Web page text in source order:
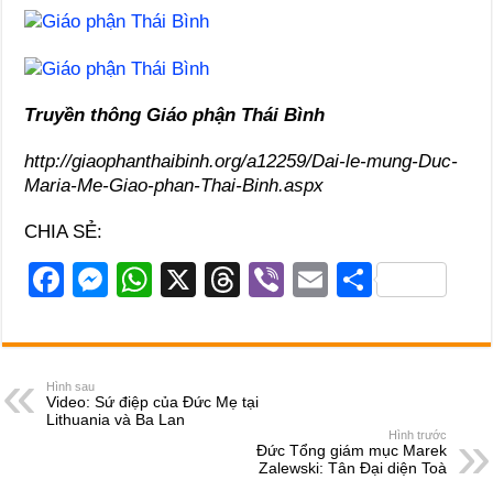
Truyền thông Giáo phận Thái Bình
http://giaophanthaibinh.org/a12259/Dai-le-mung-Duc-
Maria-Me-Giao-phan-Thai-Binh.aspx
CHIA SẺ:
F
c
e
b
M
ss
n
W
at
A
X
T
e
d
s
Vi
er
E
ail
S
ar
Hình sau
Video: Sứ điệp của Đức Mẹ tại
Lithuania và Ba Lan
Hình trước
Đức Tổng giám mục Marek
Zalewski: Tân Đại diện Toà